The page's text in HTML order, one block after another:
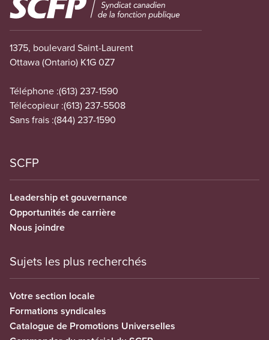
1375, boulevard Saint-Laurent
Ottawa (Ontario) K1G 0Z7
Téléphone :(613) 237-1590
Télécopieur :(613) 237-5508
Sans frais :(844) 237-1590
SCFP
Leadership et gouvernance
Opportunités de carrière
Nous joindre
Sujets les plus recherchés
Votre section locale
Formations syndicales
Catalogue de Promotions Universelles